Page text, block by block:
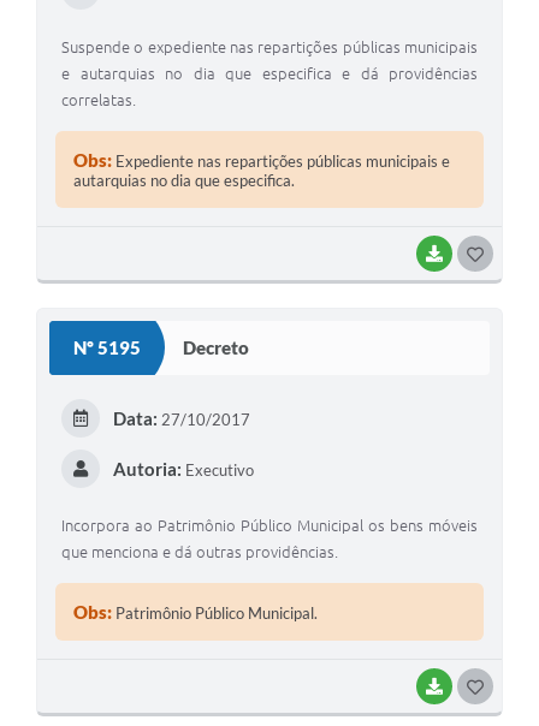
BAIXAR
Suspende o expediente nas repartições públicas municipais
e autarquias no dia que especifica e dá providências
correlatas.
Obs: Expediente nas repartições públicas municipais e
autarquias no dia que especifica.
Nº 5195 Decreto
BAIXAR
Data: 27/10/2017
Autoria: Executivo
Incorpora ao Patrimônio Público Municipal os bens móveis
que menciona e dá outras providências.
Obs: Patrimônio Público Municipal.